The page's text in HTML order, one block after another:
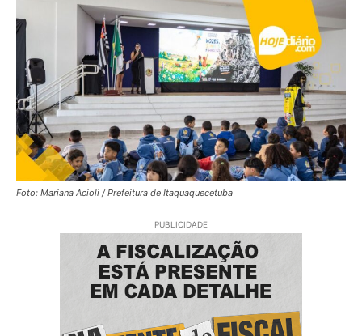
Foto: Mariana Acioli / Prefeitura de Itaquaquecetuba
PUBLICIDADE